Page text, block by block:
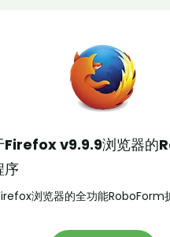
Firefox v9.9.9浏览器的
序
浏览器的全功能RoboForm